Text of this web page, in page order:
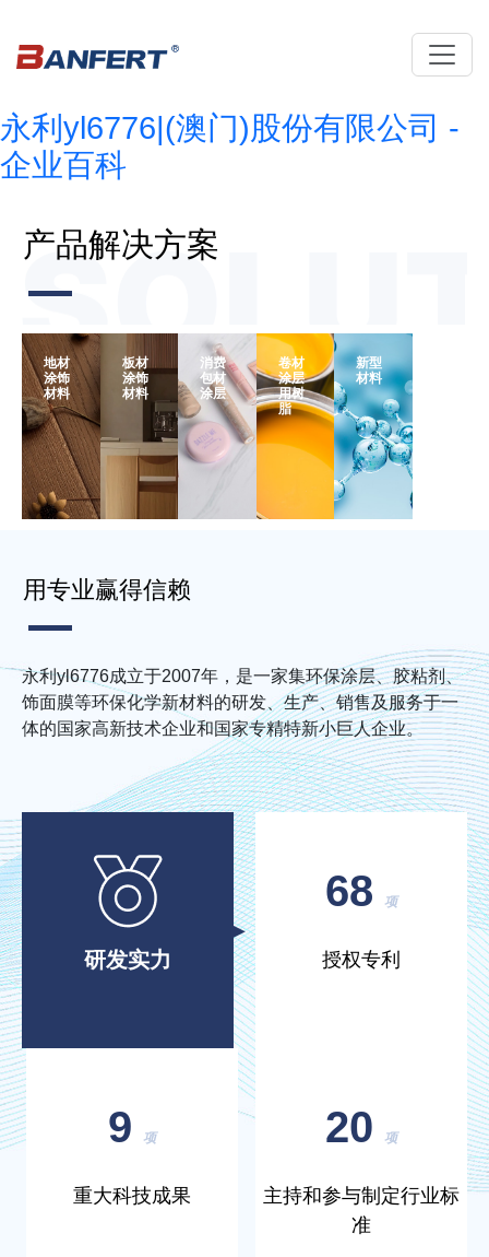
永利yl6776|(澳门)股份有限公司 -
企业百科
持续深耕地材领域19年
值得信赖的合作伙伴
Having continuously and deeply explored the field of flooring for 19 years
产品解决方案
地材
涂饰
材料
板材
涂饰
材料
消费
包材
涂层
卷材
涂层
用树
脂
新型
材料
用专业赢得信赖
永利yl6776成立于2007年，是一家集环保涂层、胶粘剂、
饰面膜等环保化学新材料的研发、生产、销售及服务于一
体的国家高新技术企业和国家专精特新小巨人企业。
研发实力
68 项
授权专利
9 项
重大科技成果
20 项
主持和参与制定行业标
准